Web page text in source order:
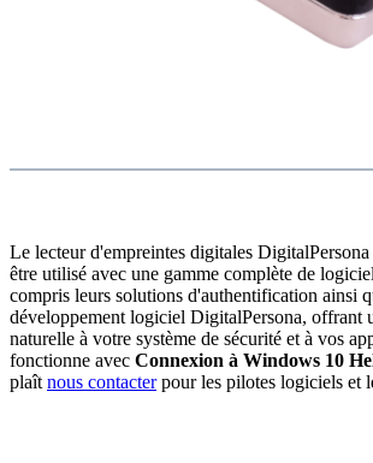
Le lecteur d'empreintes digitales
être utilisé avec une gamme complète de
compris leurs solutions d'authentification ainsi
développement logiciel DigitalPersona, offrant
naturelle à votre système de sécurité et à vos
fonctionne avec Connexion à Windows 10
plaît nous contacterpour les pilotes logiciels et